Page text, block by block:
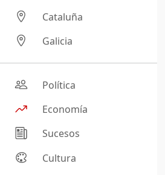
Cataluña
Galicia
Política
Economía
Sucesos
Cultura